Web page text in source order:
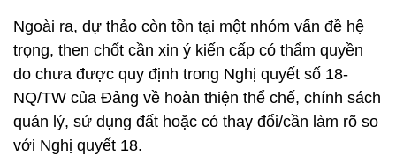
Ngoài ra, dự thảo còn tồn tại một nhóm vấn đề hệ
trọng, then chốt cần xin ý kiến cấp có thẩm quyền
do chưa được quy định trong Nghị quyết số 18-
NQ/TW của Đảng về hoàn thiện thể chế, chính sách
quản lý, sử dụng đất hoặc có thay đổi/cần làm rõ so
với Nghị quyết 18.